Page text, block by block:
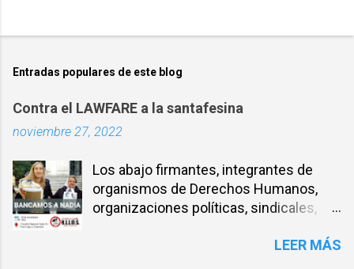
Entradas populares de este blog
Contra el LAWFARE a la santafesina
noviembre 27, 2022
Los abajo firmantes, integrantes de
organismos de Derechos Humanos,
organizaciones políticas, sindicales,
nuestra solidaridad con la compañera
LEER MÁS